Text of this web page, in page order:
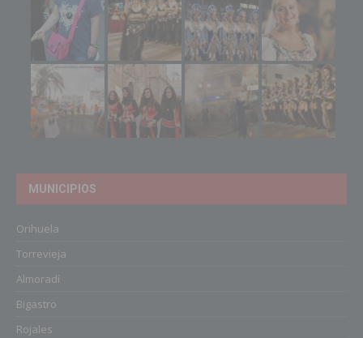
MUNICIPIOS
Orihuela
Torrevieja
Almoradí
Bigastro
Rojales